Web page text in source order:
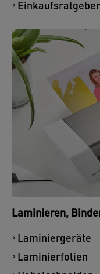
Einkaufsratgeber
Laminieren,
Laminiergeräte
Laminierfolien